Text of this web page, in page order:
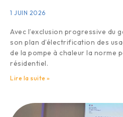
1 JUIN 2026
Avec l’exclusion progressive du
son plan d’électrification des
de la pompe à chaleur la norme
résidentiel.
Lire la suite »